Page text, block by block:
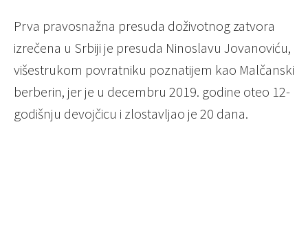
Prva pravosnažna presuda doživotnog zatvora
izrečena u Srbiji je presuda Ninoslavu Jovanoviću,
višestrukom povratniku poznatijem kao Malčanski
berberin, jer je u decembru 2019. godine oteo 12-
godišnju devojčicu i zlostavljao je 20 dana.